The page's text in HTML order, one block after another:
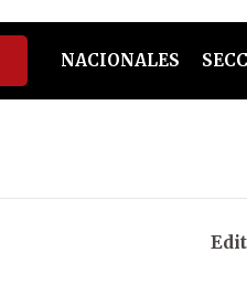
NACIONALES